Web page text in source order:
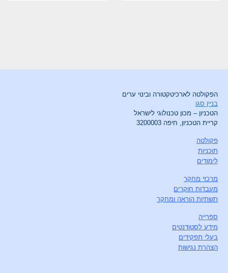
הפקולטה לארכיטקטורה ובינוי ערים
בניין סגו
הטכניון – מכון טכנולוגי לישראל
קריית הטכניון, חיפה 3200003
פקולטה
תוכניות
לימודים
מרכזי מחקר
מעבדות חוקרים
תשתיות הוראה ומחקר
ספרייה
מידע לסטודנטים
בעלי תפקידים
הצהרת נגישות